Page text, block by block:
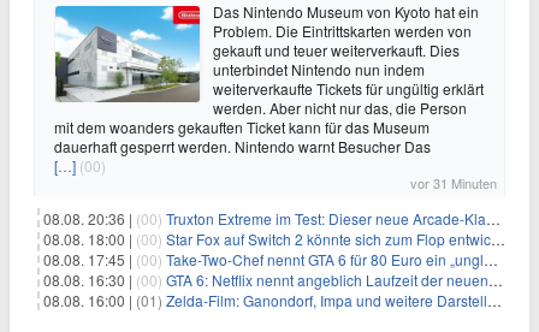
Das Nintendo Museum von Kyoto hat ein
Problem. Die Eintrittskarten werden von
gekauft und teuer weiterverkauft. Dies
unterbindet Nintendo nun indem
weiterverkaufte Tickets für ungültig erklärt
werden. Aber nicht nur das, die Person
mit dem woanders gekauften Ticket kann für das Museum
dauerhaft gesperrt werden. Nintendo warnt Besucher Das
[…] (00)
vor 31 Minuten
08.08. 20:36 | (00) Truxton Extreme im Test: Dieser neue Arcade-Klassiker verzeiht dir gar nichts
08.08. 18:00 | (00) Star Fox auf Switch 2 könnte sich zum Flop entwickeln
08.08. 17:45 | (00) Take-Two-Chef nennt GTA 6 für 80 Euro ein „unglaubliches Schnäppchen“
08.08. 16:30 | (00) GTA 6: Netflix nennt angeblich Laufzeit der neuen Gameplay-Präsentation
08.08. 16:00 | (01) Zelda-Film: Ganondorf, Impa und weitere Darsteller sollen feststehen